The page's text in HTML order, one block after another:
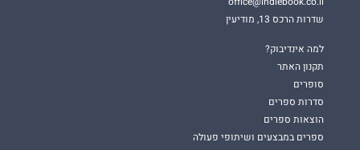
שדרות הרכס 13, מודיעין
למה אינדיבוק?
תקנון האתר
סופרים
סדרות ספרים
הוצאות ספרים
ספרים במבצעים ושיתופי פעולה